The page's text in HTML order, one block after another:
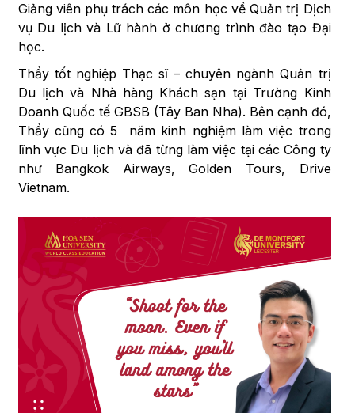
Giảng viên phụ trách các môn học về Quản trị Dịch
vụ Du lịch và Lữ hành ở chương trình đào tạo Đại
học.
Thầy tốt nghiệp Thạc sĩ – chuyên ngành Quản trị
Du lịch và Nhà hàng Khách sạn tại Trường Kinh
Doanh Quốc tế GBSB (Tây Ban Nha). Bên cạnh đó,
Thầy cũng có 5 năm kinh nghiệm làm việc trong
lĩnh vực Du lịch và đã từng làm việc tại các Công ty
như Bangkok Airways, Golden Tours, Drive
Vietnam.